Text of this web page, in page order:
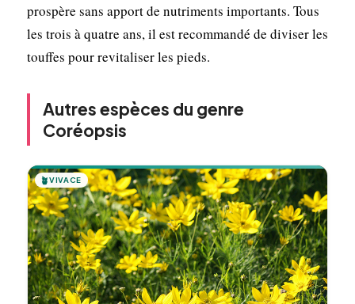
prospère sans apport de nutriments importants. Tous
les trois à quatre ans, il est recommandé de diviser les
touffes pour revitaliser les pieds.
Autres espèces du genre
Coréopsis
🪴VIVACE